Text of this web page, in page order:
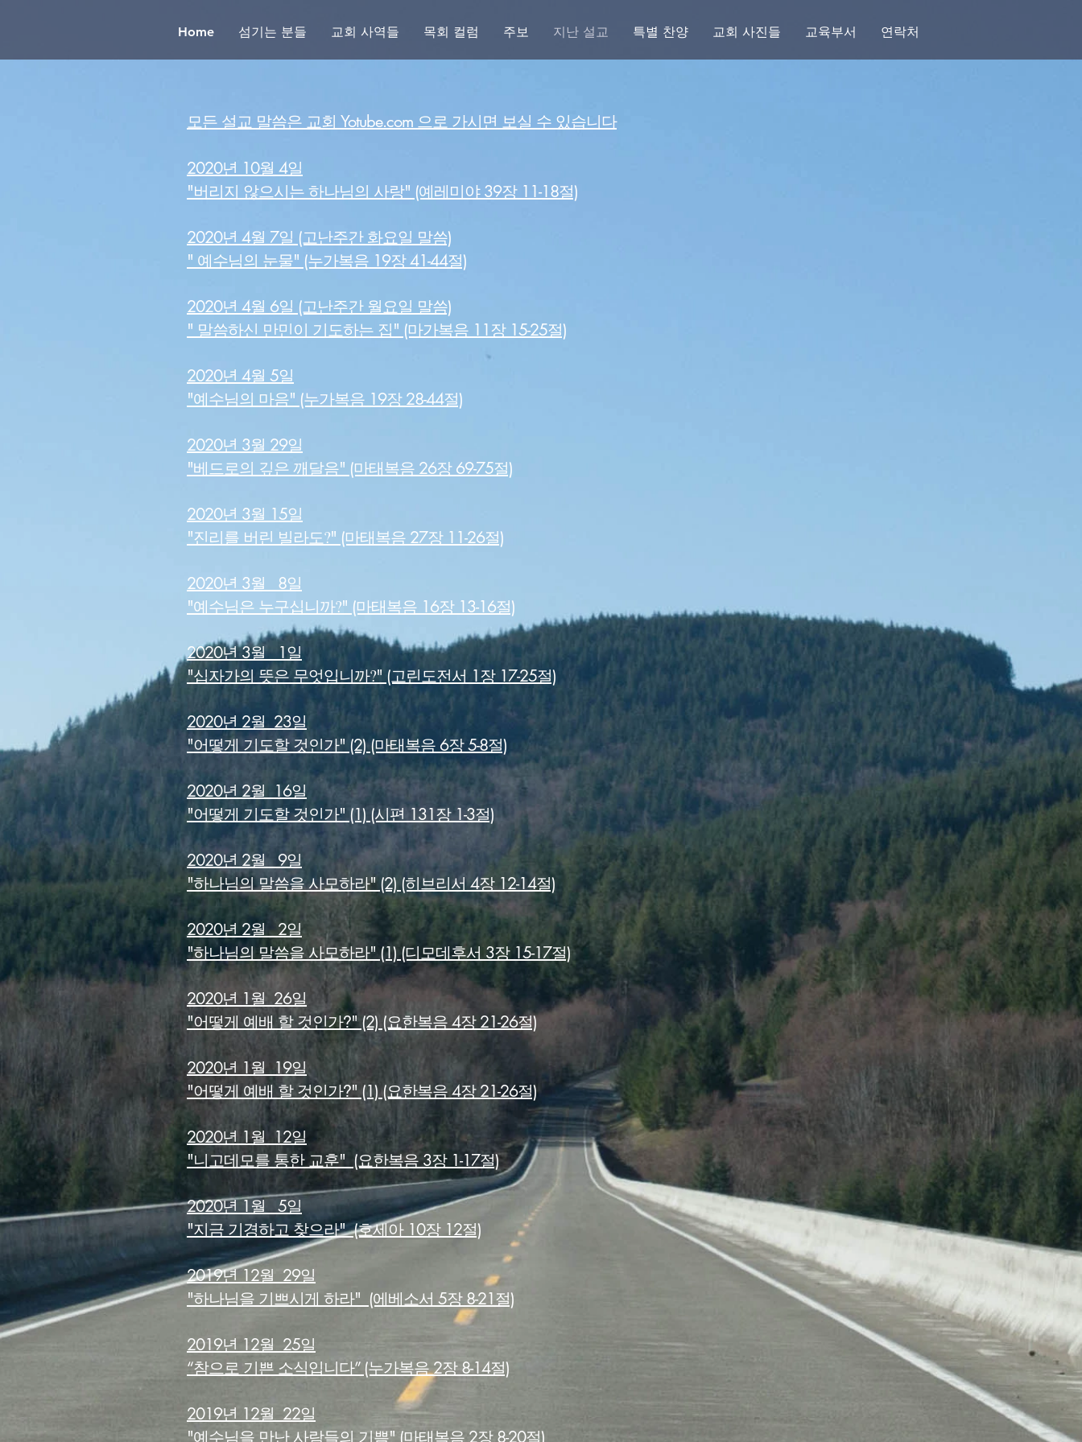
Home 섬기는 분들 교회 사역들 목회 컬럼 주보 지난 설교 특별 찬양 교회 사진들 교육부서 연락처
모든 설교 말씀은 교회 Yotube.com 으로 가시면 보실 수 있습니다
2020년 10월 4일
"버리지 않으시는 하나님의 사랑" (예레미야 39장 11-18절)
2020년 4월 7일 (고난주간 화요일 말씀)
" 예수님의 눈물" (누가복음 19장 41-44절)
2020년 4월 6일 (고난주간 월요일 말씀)
" 말씀하신 만민이 기도하는 집" (마가복음 11장 15-25절)
2020년 4월 5일
"예수님의 마음" (누가복음 19장 28-44절)
2020년 3월 29일
"베드로의 깊은 깨달음" (마태복음 26장 69-75절)
2020년 3월 15일
"진리를 버린 빌라도?" (마태복음 27장 11-26절)
2020년 3월 8일
"예수님은 누구십니까?" (마태복음 16장 13-16절)
2020년 3월 1일
"십자가의 뜻은 무엇입니까?" (고린도전서 1장 17-25절)
2020년 2월 23일
"어떻게 기도할 것인가" (2) (마태복음 6장 5-8절)
2020년 2월 16일
"어떻게 기도할 것인가" (1) (시편 131장 1-3절)
2020년 2월 9일
"하나님의 말씀을 사모하라" (2) (히브리서 4장 12-14절)
2020년 2월 2일
"하나님의 말씀을 사모하라" (1) (디모데후서 3장 15-17절)
2020년 1월 26일
"어떻게 예배 할 것인가?" (2) (요한복음 4장 21-26절)
2020년 1월 19일
"어떻게 예배 할 것인가?" (1) (요한복음 4장 21-26절)
2020년 1월 12일
"니고데모를 통한 교훈" (요한복음 3장 1-17절)
2020년 1월 5일
"지금 기경하고 찾으라" (호세아 10장 12절)
2019년 12월 29일
"하나님을 기쁘시게 하라" (에베소서 5장 8-21절)
2019년 12월 25일
“참으로 기쁜 소식입니다” (누가복음 2장 8-14절)
2019년 12월 22일
"예수님을 만난 사람들의 기쁨" (마태복음 2장 8-20절)